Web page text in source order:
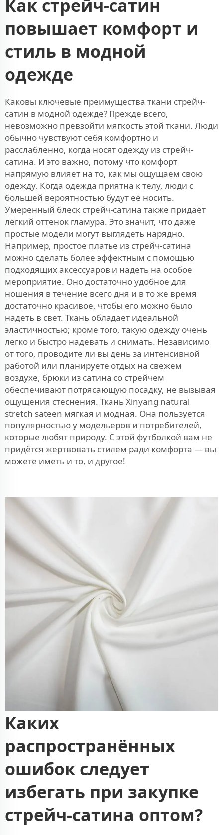
Как стрейч-сатин
повышает комфорт и
стиль в модной
одежде
Каковы ключевые преимущества ткани стрейч-
сатин в модной одежде? Прежде всего,
невозможно превзойти мягкость этой ткани. Люди
обычно чувствуют себя комфортно и
расслабленно, когда носят одежду из стрейч-
сатина. И это важно, потому что комфорт
напрямую влияет на то, как мы ощущаем свою
одежду. Когда одежда приятна к телу, люди с
большей вероятностью будут её носить.
Умеренный блеск стрейч-сатина также придаёт
лёгкий оттенок гламура. Это значит, что даже
простые модели могут выглядеть нарядно.
Например, простое платье из стрейч-сатина
можно сделать более эффектным с помощью
подходящих аксессуаров и надеть на особое
мероприятие. Оно достаточно удобное для
ношения в течение всего дня и в то же время
достаточно красивое, чтобы его можно было
надеть в свет. Ткань обладает идеальной
эластичностью; кроме того, такую одежду очень
легко и быстро надевать и снимать. Независимо
от того, проводите ли вы день за интенсивной
работой или планируете отдых на свежем
воздухе, брюки из сатина со стрейчем
обеспечивают потрясающую посадку, не вызывая
ощущения стеснения. Ткань Xinyang natural
stretch sateen мягкая и модная. Она пользуется
популярностью у модельеров и потребителей,
которые любят природу. С этой футболкой вам не
придётся жертвовать стилем ради комфорта — вы
можете иметь и то, и другое!
Каких
распространённых
ошибок следует
избегать при закупке
стрейч-сатина оптом?